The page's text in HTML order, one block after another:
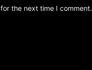
the next time I comment.